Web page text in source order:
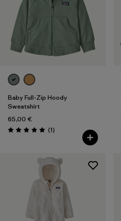
Baby Full-Zip Hoody
Sweatshirt
65,00 €
Bewertung: 5.0 / 5
(1Rezensionen
)